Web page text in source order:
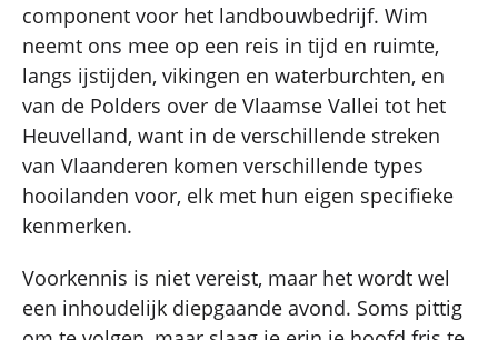
component voor het landbouwbedrijf. Wim
neemt ons mee op een reis in tijd en ruimte,
langs ijstijden, vikingen en waterburchten, en
van de Polders over de Vlaamse Vallei tot het
Heuvelland, want in de verschillende streken
van Vlaanderen komen verschillende types
hooilanden voor, elk met hun eigen specifieke
kenmerken.
Voorkennis is niet vereist, maar het wordt wel
een inhoudelijk diepgaande avond. Soms pittig